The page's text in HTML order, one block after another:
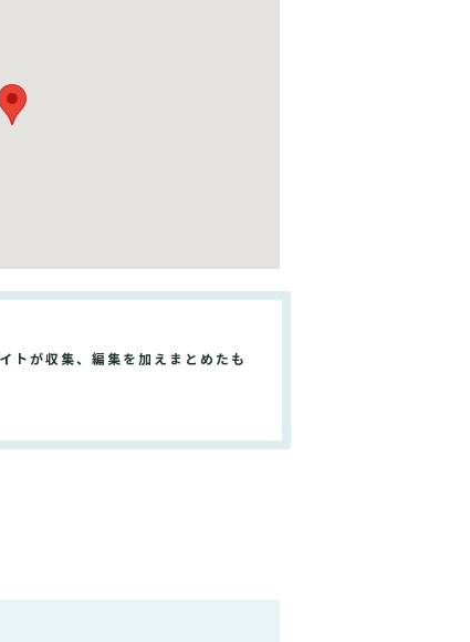
トが収集、編集を加えまとめたも